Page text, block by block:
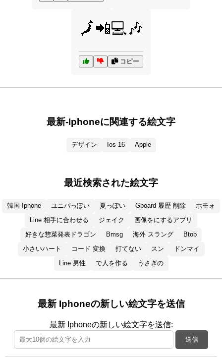
🗾📲💻🎶
コピー
最新-Iphoneに関連する絵文字
デザイン Ios 16 Apple
最近検索された絵文字
韓国 Iphone ユニバっぽい 夏っぽい Gboard 履歴 削除
ホモォ
Line 相手に合わせる
ジェイク
画像をにするアプリ
好きな惣菜発表ドラゴン
Bmsg 海外 スラング
Btob
小さいハート
コード 変換 打てない スン
ドンマイ
Line 男性
で人を作る うさぎの
最新 Iphoneの新しい絵文字を送信
最新 Iphoneの新しい絵文字を送信:
送信